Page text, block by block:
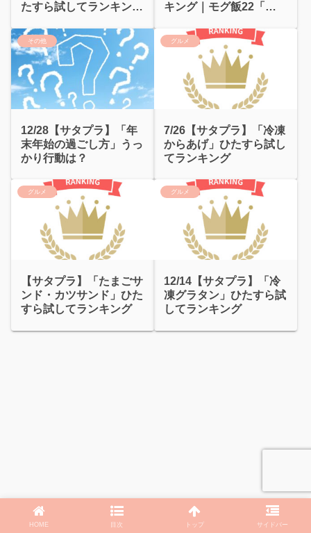
たすら試してランキング
キング｜モグ飯22「チ
その他
12/28【サタプラ】「年
末年始の過ごし方」うっ
かり行動は？
グルメ
7/26【サタプラ】「冷凍
からあげ」ひたすら試し
てランキング
グルメ
【サタプラ】「たまごサ
ンド・カツサンド」ひた
すら試してランキング
グルメ
12/14【サタプラ】「冷
凍グラタン」ひたすら試
してランキング
HOME 目次 トップ サイドバー